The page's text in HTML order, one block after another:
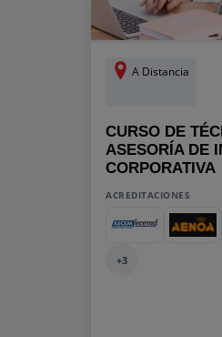
A Distancia
CURSO DE
ASESORÍA DE
CORPORATIVA
ACREDITACIONES
+3